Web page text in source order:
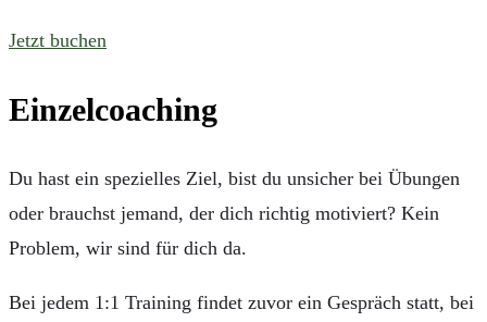
Jetzt buchen
Einzelcoaching
Du hast ein spezielles Ziel, bist du unsicher bei Übungen
oder brauchst jemand, der dich richtig motiviert? Kein
Problem, wir sind für dich da.
Bei jedem 1:1 Training findet zuvor ein Gespräch statt, bei